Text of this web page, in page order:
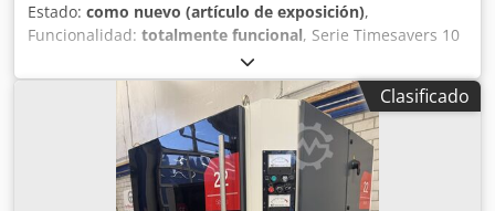
Estado: como nuevo (artículo de exposición),
Funcionalidad: totalmente funcional, Serie Timesavers 10
La serie 10 cuenta con un cabezal giratorio y un lateral
para el cambio rápido de un disco de lijado; con este
lateral, lijamos las rebabas y los bordes elevados. El
segundo lateral tiene un soporte para un cepillo de
láminas, que se utiliza para redondear los bordes y para el
acabado. Gracias a las diversas opciones de herramientas,
la serie 10 es una máquina versátil, ideal para el
Clasificado